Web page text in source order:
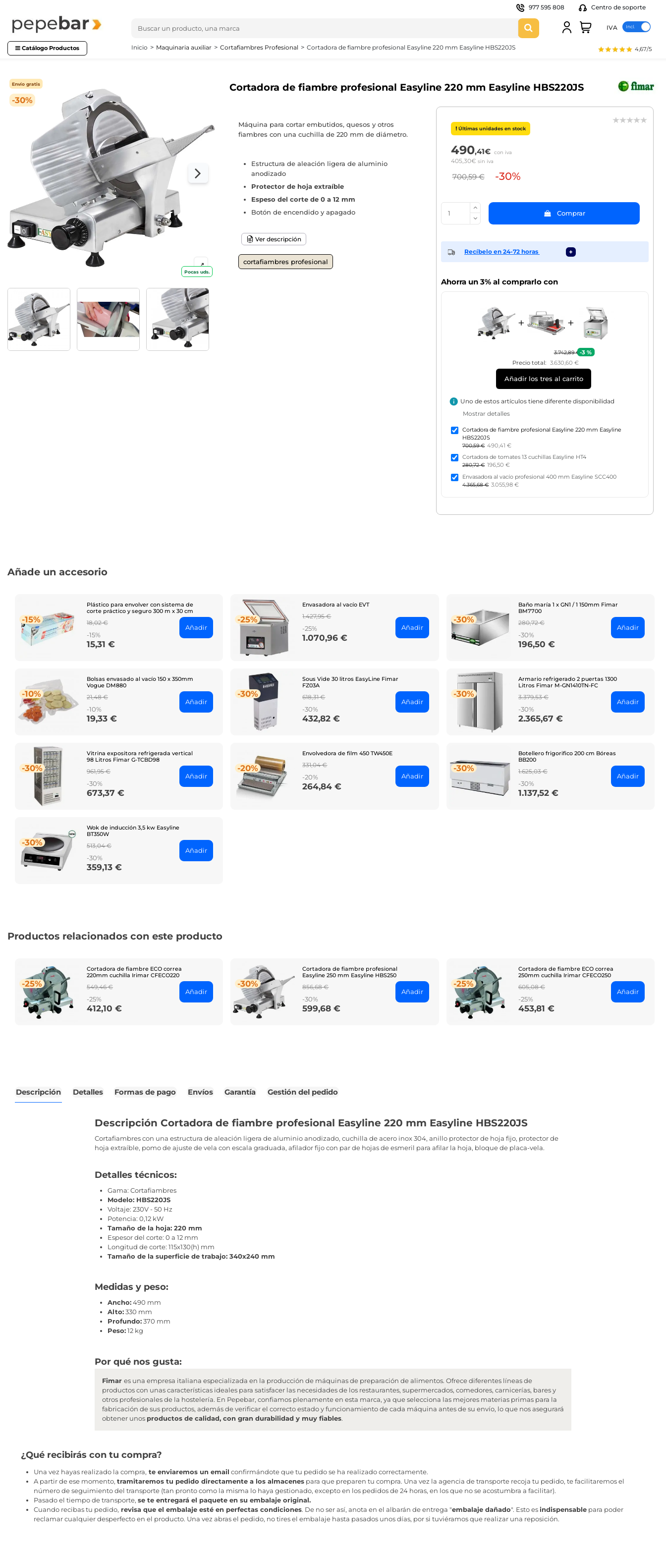
977 595 808 Centro de soporte
IVA
Catálogo Productos 4,67/5
Inicio Maquinaria auxiliar Cortafiambres Profesional Cortadora de fiambre profesional Easyline 220 mm Easyline HBS220JS
-30%
Pocas uds.
Envío gratis Cortadora de fiambre profesional Easyline 220 mm Easyline HBS220JS
Máquina para cortar embutidos, quesos y otros
fiambres con una cuchilla de 220 mm de diámetro.
Estructura de aleación ligera de aluminio
anodizado
Protector de hoja extraíble
Espeso del corte de 0 a 12 mm
Botón de encendido y apagado
Ver descripción
cortafiambres profesional
Últimas unidades en stock
490,41€ con iva
405,30€ sin iva
700,59 € -30%
Comprar
Recíbelo en 24-72 horas +
Ahorra un 3% al comprarlo con
+ +
3.742,89 € -3 %
Precio total: 3.630,60 €
Añadir los tres al carrito
info Uno de estos artículos tiene diferente disponibilidad
Mostrar detalles
Cortadora de fiambre profesional Easyline 220 mm Easyline
HBS220JS
700,59 € 490,41 €
Cortadora de tomates 13 cuchillas Easyline HT4
280,72 € 196,50 €
Envasadora al vacío profesional 400 mm Easyline SCC400
4.365,68 € 3.055,98 €
Añade un accesorio
-15%
Plástico para envolver con sistema de
corte práctico y seguro 300 m x 30 cm
Regular
price
18,02 €
-15%
Price
15,31 €
Añadir
-25%
Envasadora al vacío EVT
Regular
price
1.427,95 €
-25%
Price
1.070,96 €
Añadir
-30%
Baño maría 1 x GN1 / 1 150mm Fimar
BM7700
Regular
price
280,72 €
-30%
Price
196,50 €
Añadir
-10%
Bolsas envasado al vacío 150 x 350mm
Vogue DM880
Regular
price
21,48 €
-10%
Price
19,33 €
Añadir
-30%
Sous Vide 30 litros EasyLine Fimar
FZ03A
Regular
price
618,31 €
-30%
Price
432,82 €
Añadir
-30%
Armario refrigerado 2 puertas 1300
Litros Fimar M-GN1410TN-FC
Regular
price
3.379,53 €
-30%
Price
2.365,67 €
Añadir
-30%
Vitrina expositora refrigerada vertical
98 Litros Fimar G-TCBD98
Regular
price
961,95 €
-30%
Price
673,37 €
Añadir
-20%
Envolvedora de film 450 TW450E
Regular
price
331,04 €
-20%
Price
264,84 €
Añadir
-30%
Botellero frigorifico 200 cm Bóreas
BB200
Regular
price
1.625,03 €
-30%
Price
1.137,52 €
Añadir
-30%
Wok de inducción 3,5 kw Easyline
BT350W
Regular
price
513,04 €
-30%
Price
359,13 €
Añadir
Productos relacionados con este producto
-25%
Cortadora de fiambre ECO correa
220mm cuchilla Irimar CFECO220
Regular
price
549,46 €
-25%
Price
412,10 €
Añadir
-30%
Cortadora de fiambre profesional
Easyline 250 mm Easyline HBS250
Regular
price
856,68 €
-30%
Price
599,68 €
Añadir
-25%
Cortadora de fiambre ECO correa
250mm cuchilla Irimar CFECO250
Regular
price
605,08 €
-25%
Price
453,81 €
Añadir
Descripción Detalles Formas de pago Envíos Garantía Gestión del pedido
Descripción Cortadora de fiambre profesional Easyline 220 mm Easyline HBS220JS
Cortafiambres con una estructura de aleación ligera de aluminio anodizado, cuchilla de acero inox 304, anillo protector de hoja fijo, protector de
hoja extraíble, pomo de ajuste de vela con escala graduada, afilador fijo con par de hojas de esmeril para afilar la hoja, bloque de placa-vela.
Detalles técnicos:
Gama: Cortafiambres
Modelo: HBS220JS
Voltaje: 230V - 50 Hz
Potencia: 0,12 kW
Tamaño de la hoja: 220 mm
Espesor del corte: 0 a 12 mm
Longitud de corte: 115x130(h) mm
Tamaño de la superficie de trabajo: 340x240 mm
Medidas y peso:
Ancho:490 mm
Alto:330 mm
Profundo:370 mm
Peso:12 kg
Por qué nos gusta:
Fimar es una empresa italiana especializada en la producción de máquinas de preparación de alimentos. Ofrece diferentes líneas de
productos con unas características ideales para satisfacer las necesidades de los restaurantes, supermercados, comedores, carnicerías, bares y
otros profesionales de la hostelería. En Pepebar, confiamos plenamente en esta marca, ya que selecciona las mejores materias primas para la
fabricación de sus productos, además de verificar el correcto estado y funcionamiento de cada máquina antes de su envío, lo que nos asegurará
obtener unos productos de calidad, con gran durabilidad y muy fiables.
¿Qué recibirás con tu compra?
Una vez hayas realizado la compra, te enviaremos un email confirmándote que tu pedido se ha realizado correctamente.
A partir de ese momento, tramitaremos tu pedido directamente a los almacenespara que preparen tu compra. Una vez la agencia de transporte recoja tu pedido, te facilitaremos el
número de seguimiento del transporte (tan pronto como la misma lo haya gestionado, excepto en los pedidos de 24 horas, en los que no se acostumbra a facilitar).
Pasado el tiempo de transporte, se te entregará el paquete en su embalaje original.
Cuando recibas tu pedido, revisa que el embalaje esté en perfectas condiciones. De no ser así, anota en el albarán de entrega "embalaje dañado". Esto esindispensablepara poder
reclamar cualquier desperfecto en el producto. Una vez abras el pedido, no tires el embalaje hasta pasados unos días, por si tuviéramos que realizar una reposición.